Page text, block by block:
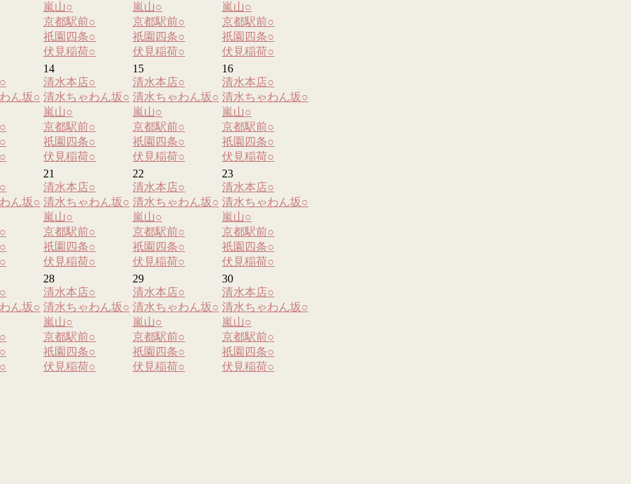
嵐山○
京都駅前○
祇園四条○
伏見稲荷○
嵐山○
京都駅前○
祇園四条○
伏見稲荷○
嵐山○
京都駅前○
祇園四条○
伏見稲荷○
○
ん坂○
○
○
○
14
清水本店○
清水ちゃわん坂○
嵐山○
京都駅前○
祇園四条○
伏見稲荷○
15
清水本店○
清水ちゃわん坂○
嵐山○
京都駅前○
祇園四条○
伏見稲荷○
16
清水本店○
清水ちゃわん坂○
嵐山○
京都駅前○
祇園四条○
伏見稲荷○
○
ん坂○
○
○
○
21
清水本店○
清水ちゃわん坂○
嵐山○
京都駅前○
祇園四条○
伏見稲荷○
22
清水本店○
清水ちゃわん坂○
嵐山○
京都駅前○
祇園四条○
伏見稲荷○
23
清水本店○
清水ちゃわん坂○
嵐山○
京都駅前○
祇園四条○
伏見稲荷○
○
ん坂○
○
○
○
28
清水本店○
清水ちゃわん坂○
嵐山○
京都駅前○
祇園四条○
伏見稲荷○
29
清水本店○
清水ちゃわん坂○
嵐山○
京都駅前○
祇園四条○
伏見稲荷○
30
清水本店○
清水ちゃわん坂○
嵐山○
京都駅前○
祇園四条○
伏見稲荷○